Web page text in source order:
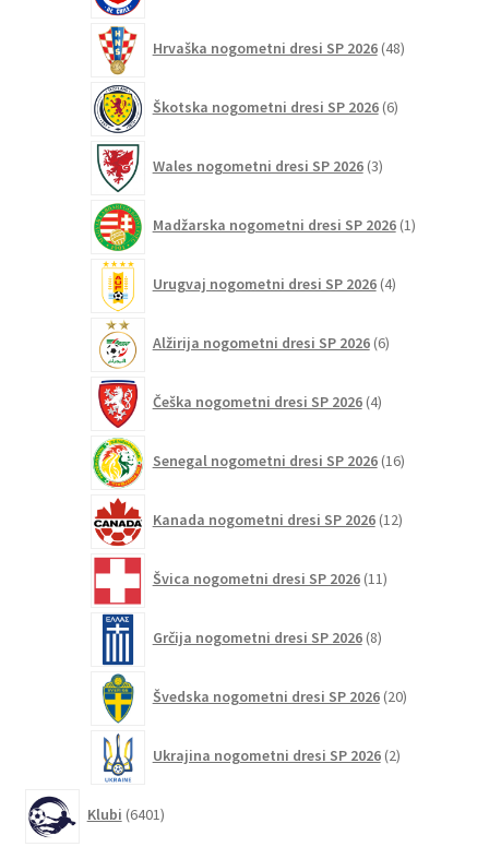
Hrvaška nogometni dresi SP 2026 48izdelkov
Škotska nogometni dresi SP 2026 6izdelkov
Wales nogometni dresi SP 2026 3izdelki
Madžarska nogometni dresi SP 2026 1izdelek
Urugvaj nogometni dresi SP 2026 4izdelki
Alžirija nogometni dresi SP 2026 6izdelkov
Češka nogometni dresi SP 2026 4izdelki
Senegal nogometni dresi SP 2026 16izdelkov
Kanada nogometni dresi SP 2026 12izdelkov
Švica nogometni dresi SP 2026 11izdelkov
Grčija nogometni dresi SP 2026 8izdelkov
Švedska nogometni dresi SP 2026 20izdelkov
Ukrajina nogometni dresi SP 2026 2izdelka
Klubi 6401izdelek